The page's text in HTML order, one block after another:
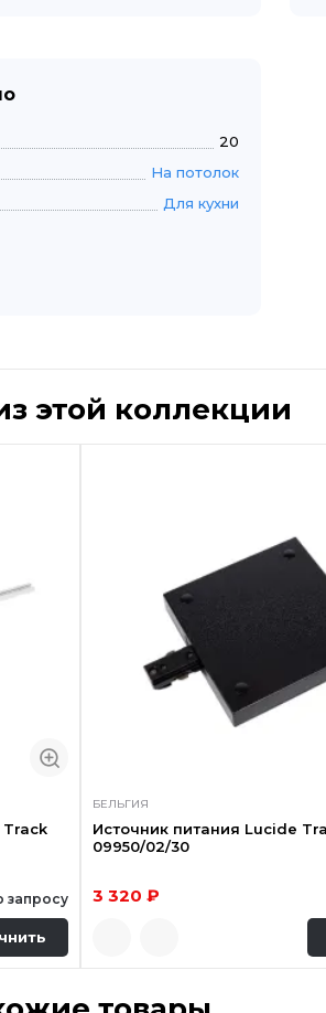
20
На потолок
Для кухни
этой коллекции
запросу
БЕЛЬГИЯ
Источник питания Lucide
09950/02/30
3 320 ₽
Быстрый